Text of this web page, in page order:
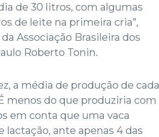
de 30 litros, com algumas
de leite na primeira cria",
Associação Brasileira dos
Roberto Tonin.
a média de produção de cada
menos do que produziria com
em conta que uma vaca
ante apenas 4 das